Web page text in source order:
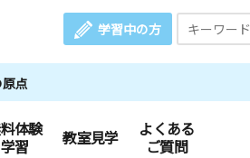
学習中の方
点
体験
学習
教室見学
よくある
ご質問